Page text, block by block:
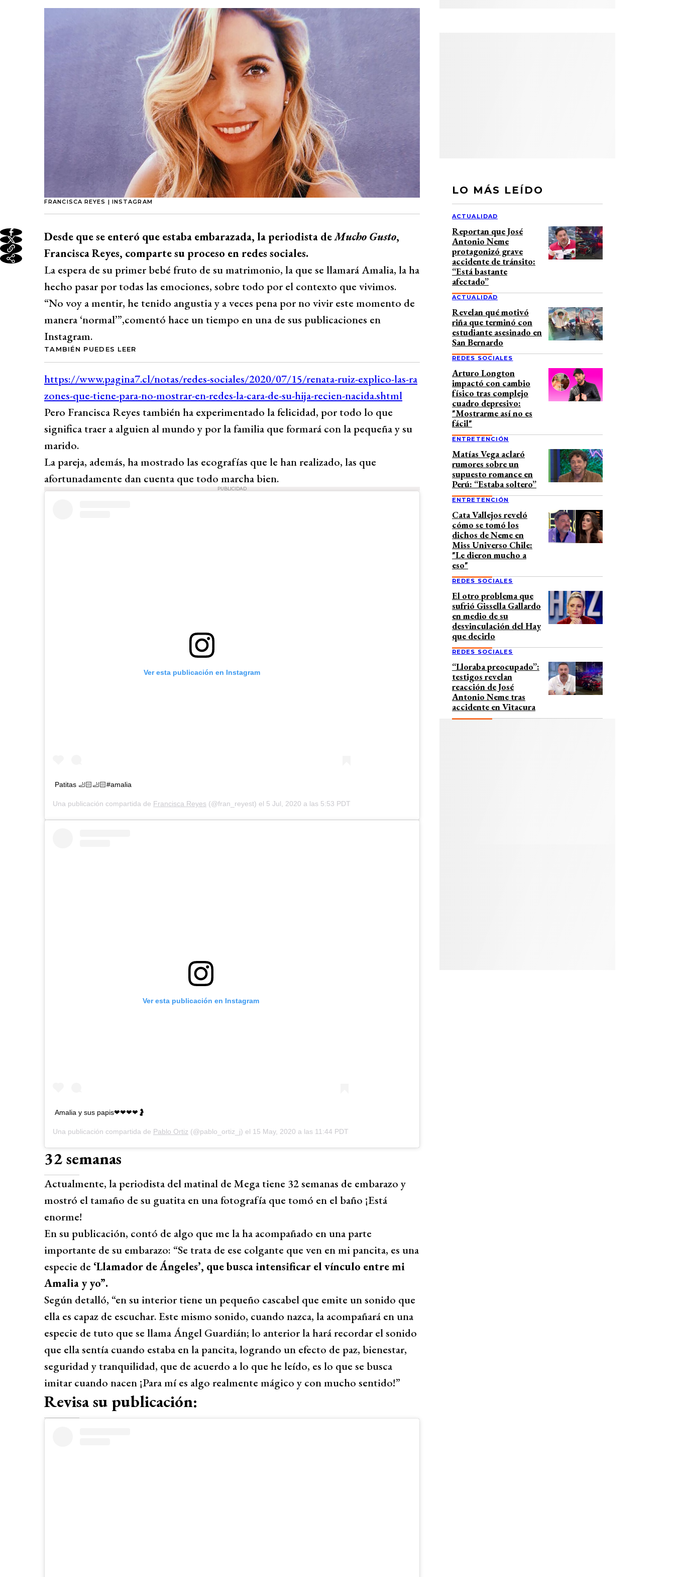
FRANCISCA REYES | INSTAGRAM
Desde que se enteró que estaba embarazada, la periodista deMucho Gusto,
Francisca Reyes, comparte su proceso en redes sociales.
La espera de su primer bebé fruto de su matrimonio, la que se llamará Amalia, la ha
hecho pasar por todas las emociones, sobre todo por el contexto que vivimos.
“No voy a mentir, he tenido angustia y a veces pena por no vivir este momento de
manera ‘normal’”,comentó hace un tiempo en una de sus publicaciones en
Instagram.
TAMBIÉN PUEDES LEER
Pero Francisca Reyes también ha experimentado la felicidad, por todo lo que
significa traer a alguien al mundo y por la familia que formará con la pequeña y su
marido.
La pareja, además, ha mostrado las ecografías que le han realizado, las que
afortunadamente dan cuenta que todo marcha bien.
PUBLICIDAD
Ver esta publicación en Instagram
Patitas 🦶🏻🦶🏻#amalia
Una publicación compartida de Francisca Reyes (@fran_reyest) el 5 Jul, 2020 a las 5:53 PDT
Ver esta publicación en Instagram
Amalia y sus papis❤❤❤❤🤰
Una publicación compartida de Pablo Ortiz (@pablo_ortiz_j) el 15 May, 2020 a las 11:44 PDT
32 semanas
Actualmente, la periodista del matinal de Mega tiene 32 semanas de embarazo y
mostró el tamaño de su guatita en una fotografía que tomó en el baño ¡Está
enorme!
En su publicación, contó de algo que me la ha acompañado en una parte
importante de su embarazo: “Se trata de ese colgante que ven en mi pancita, es una
especie de ‘Llamador de Ángeles’, que busca intensificar el vínculo entre mi
Amalia y yo”.
Según detalló, “en su interior tiene un pequeño cascabel que emite un sonido que
ella es capaz de escuchar. Este mismo sonido, cuando nazca, la acompañará en una
especie de tuto que se llama Ángel Guardián; lo anterior la hará recordar el sonido
que ella sentía cuando estaba en la pancita, logrando un efecto de paz, bienestar,
seguridad y tranquilidad, que de acuerdo a lo que he leído, es lo que se busca
imitar cuando nacen ¡Para mí es algo realmente mágico y con mucho sentido!”
Revisa su publicación:
LO MÁS LEÍDO
ACTUALIDAD
Reportan que José
Antonio Neme
protagonizó grave
accidente de tránsito:
“Está bastante
afectado”
ACTUALIDAD
Revelan qué motivó
riña que terminó con
estudiante asesinado en
San Bernardo
REDES SOCIALES
Arturo Longton
impactó con cambio
físico tras complejo
cuadro depresivo:
"Mostrarme así no es
fácil"
ENTRETENCIÓN
Matías Vega aclaró
rumores sobre un
supuesto romance en
Perú: “Estaba soltero”
ENTRETENCIÓN
Cata Vallejos reveló
cómo se tomó los
dichos de Neme en
Miss Universo Chile:
"Le dieron mucho a
eso"
REDES SOCIALES
El otro problema que
sufrió Gissella Gallardo
en medio de su
desvinculación del Hay
que decirlo
REDES SOCIALES
“Lloraba preocupado”:
testigos revelan
reacción de José
Antonio Neme tras
accidente en Vitacura